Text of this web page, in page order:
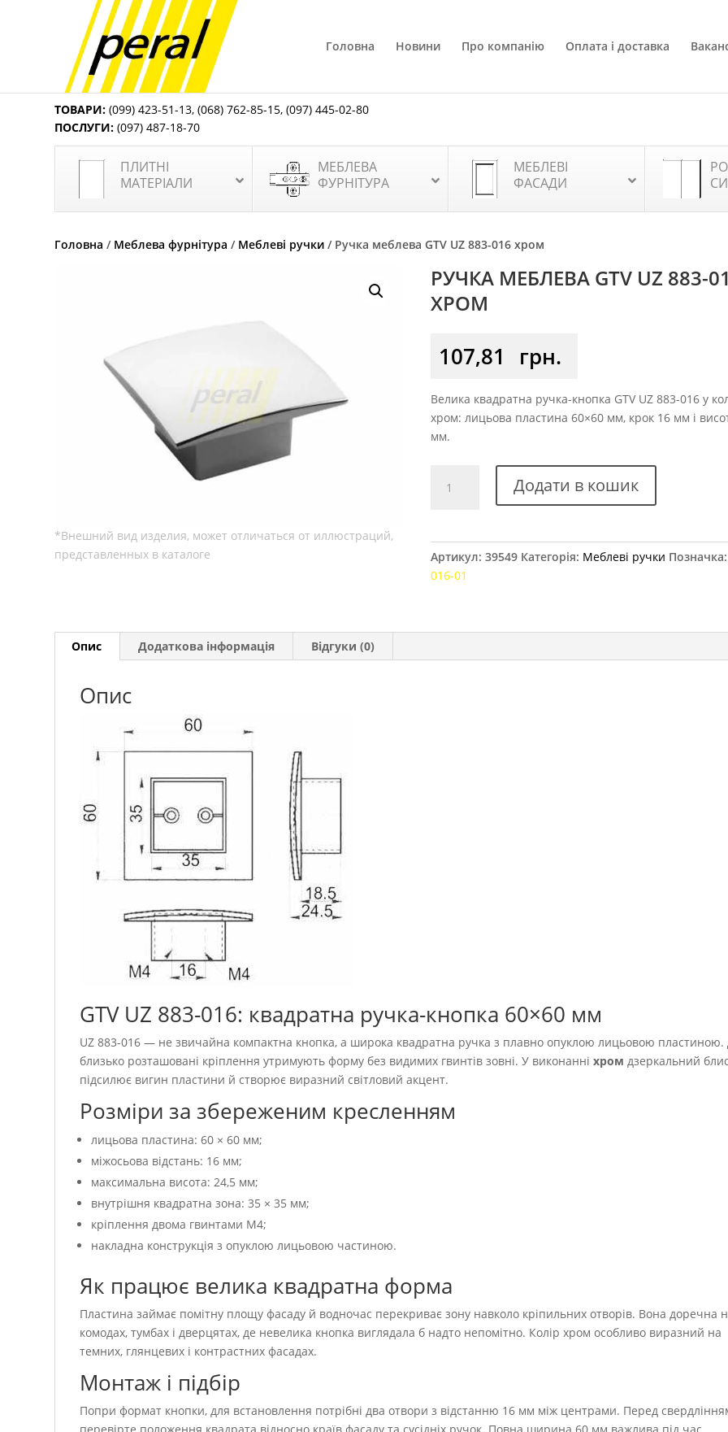
Головна Новини Про компанію Оплата і доставка
ТОВАРИ: (099) 423-51-13,(068) 762-85-15,(097) 445-02-80
ПОСЛУГИ: (097) 487-18-70
ПЛИТНІ
МАТЕРІАЛИ
МЕБЛЕВА
ФУРНІТУРА
МЕБЛЕВІ
ФАСАДИ
Головна / Меблева фурнітура / Меблеві ручки / Ручка меблева GTV UZ 883-016 хром
РУЧКА МЕБЛЕВА GTV UZ 883-
ХРОМ
107,81 грн.
Велика квадратна ручка-кнопка GTV UZ 883-016 у
хром: лицьова пластина 60×60 мм, крок 16 мм і
мм.
меблева
016
Додати в кошик
Артикул:39549 Категорія: Меблеві ручки
016-01
Опис Додаткова інформація Відгуки (0)
Опис
GTV UZ 883-016: квадратна ручка-кнопка 60×60 мм
UZ 883-016 — не звичайна компактна кнопка, а широка квадратна ручка з плавно опуклою лицьовою пластиною.
близько розташовані кріплення утримують форму без видимих гвинтів зовні. У виконанніхром дзеркальний
підсилює вигин пластини й створює виразний світловий акцент.
Розміри за збереженим кресленням
лицьова пластина: 60 × 60 мм;
міжосьова відстань: 16 мм;
максимальна висота: 24,5 мм;
внутрішня квадратна зона: 35 × 35 мм;
кріплення двома гвинтами M4;
накладна конструкція з опуклою лицьовою частиною.
Як працює велика квадратна форма
Пластина займає помітну площу фасаду й водночас перекриває зону навколо кріпильних отворів. Вона доречна
комодах, тумбах і дверцятах, де невелика кнопка виглядала б надто непомітно. Колір хром особливо виразний на
темних, глянцевих і контрастних фасадах.
Монтаж і підбір
Попри формат кнопки, для встановлення потрібні два отвори з відстанню 16 мм між центрами. Перед